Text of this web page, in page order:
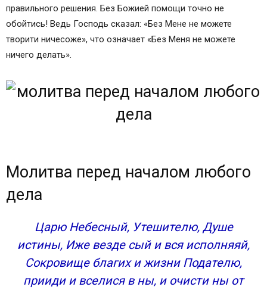
правильного решения. Без Божией помощи точно не
обойтись! Ведь Господь сказал: «Без Мене не можете
творити ничесоже», что означает «Без Меня не можете
ничего делать».
Молитва перед началом любого
дела
Царю Небесный, Утешителю, Душе
истины, Иже везде сый и вся исполняяй,
Сокровище благих и жизни Подателю,
прииди и вселися в ны, и очисти ны от